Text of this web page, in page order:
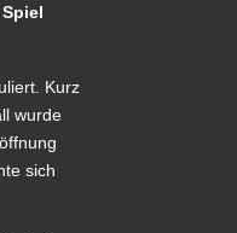
Kurz
wurde
sich